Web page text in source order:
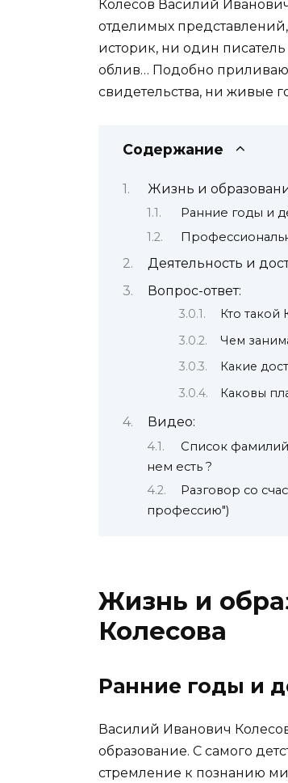
Колесов Василий
отделимых
историк, ни один
облив… Подобно
свидетельства, ни живые
Содержание
Жизнь и
Ранние годы и
Деятельность и
Вопрос-ответ:
Кто такой
Чем
Какие
Каковы
Видео:
Список
нем есть ?
Разговор со
профессию")
Жизнь и
Колесова
Ранние годы и
Василий Иванович
образование. С самого
стремление к познанию